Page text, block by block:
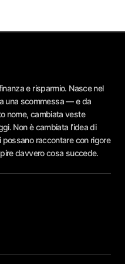
e risparmio. Nasce nel
una scommessa — e da
nome, cambiata veste
Non è cambiata l’idea di
possano raccontare con rigore
davvero cosa succede.